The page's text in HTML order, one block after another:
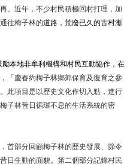
。近年，不少村民積極回村打理，加
往梅子林的道路，荒廢已久的古村漸
本地非牟利機構和村民互動協作，在
「慶春約梅子林鄉郊保育及復育之參
此項目是以歷史文化作切入點，進行
子林昔日循環不息的生活系統的密
首部分回顧梅子林的歷史發展、節令
日生動的面貌。第二個部分記錄村民